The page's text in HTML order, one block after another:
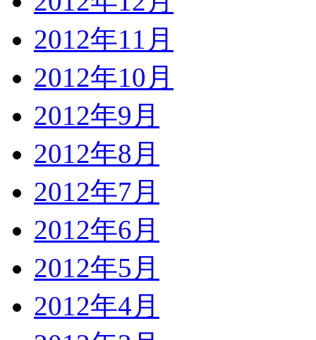
2012年11月
2012年10月
2012年9月
2012年8月
2012年7月
2012年6月
2012年5月
2012年4月